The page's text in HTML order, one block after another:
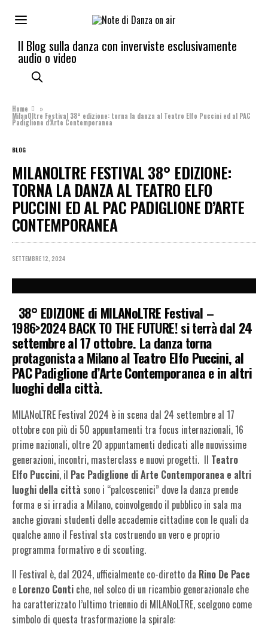
Il Blog sulla danza con inverviste esclusivamente
audio o video
Home »
MilanOltre Festival 38° edizione: torna la danza al Teatro Elfo Puccini ed al PAC
Padiglione d’Arte Contemporanea
BLOG
MILANOLTRE FESTIVAL 38° EDIZIONE:
TORNA LA DANZA AL TEATRO ELFO
PUCCINI ED AL PAC PADIGLIONE D’ARTE
CONTEMPORANEA
SETTEMBRE 12, 2024
38° EDIZIONE di MILANoLTRE Festival –
1986>2024 BACK TO THE FUTURE! si terràdal 24
settembre al 17 ottobre. La danza torna
protagonista a Milano alTeatro Elfo Puccini, al
PAC Padiglione d’Arte Contemporanea e in altri
luoghi della città.
MILANoLTRE Festival 2024 è in scena dal 24 settembre al 17
ottobre con più di 50 appuntamenti tra focus internazionali, 16
prime nazionali, oltre 20 appuntamenti dedicati alle nuovissime
generazioni, incontri, masterclass e nuovi progetti. Il Teatro
Elfo Puccini, il Pac Padiglione di Arte Contemporanea e altri
luoghi della città sono i “palcoscenici” dove la danza prende
forma e si irradia a Milano, coinvolgendo il pubblico in sala ma
anche giovani studenti delle accademie cittadine con le quali da
qualche anno il Festival sta costruendo un vero e proprio
programma formativo e di scouting.
Il Festival è, dal 2024, ufficialmente co-diretto da Rino De Pace
e Lorenzo Conti che, nel solco di un ricambio generazionale che
ha caratterizzato l’ultimo triennio di MILANoLTRE, scelgono come
simbolo di questa trasformazione la spirale: